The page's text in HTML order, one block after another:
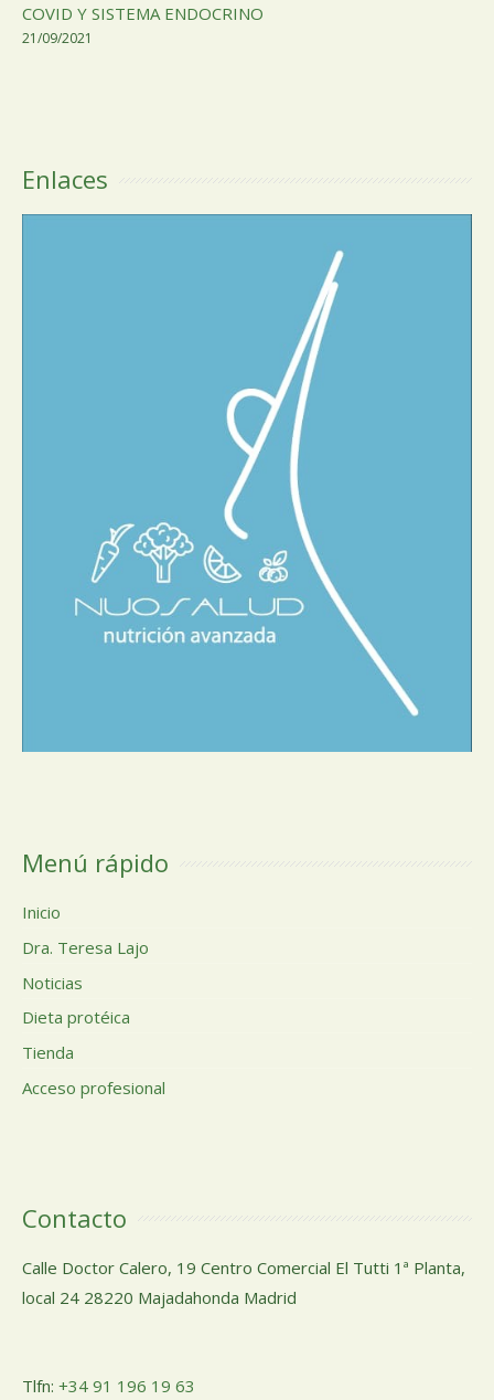
COVID Y SISTEMA ENDOCRINO
21/09/2021
Enlaces
Menú rápido
Inicio
Dra. Teresa Lajo
Noticias
Dieta protéica
Tienda
Acceso profesional
Contacto
Calle Doctor Calero, 19 Centro Comercial El Tutti 1ª Planta,
local 24 28220 Majadahonda Madrid
Tlfn: +34 91 196 19 63